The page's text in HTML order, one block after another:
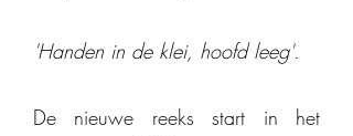
'Handen in de klei, hoofd leeg'.​
De nieuwe reeks start in het